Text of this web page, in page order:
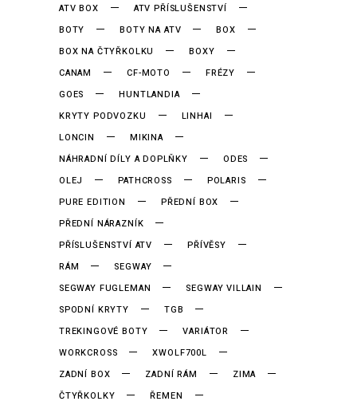
ATV BOX
ATV PŘÍSLUŠENSTVÍ
BOTY
BOTY NA ATV
BOX
BOX NA ČTYŘKOLKU
BOXY
CANAM
CF-MOTO
FRÉZY
GOES
HUNTLANDIA
KRYTY PODVOZKU
LINHAI
LONCIN
MIKINA
NÁHRADNÍ DÍLY A DOPLŇKY
ODES
OLEJ
PATHCROSS
POLARIS
PURE EDITION
PŘEDNÍ BOX
PŘEDNÍ NÁRAZNÍK
PŘÍSLUŠENSTVÍ ATV
PŘÍVĚSY
RÁM
SEGWAY
SEGWAY FUGLEMAN
SEGWAY VILLAIN
SPODNÍ KRYTY
TGB
TREKINGOVÉ BOTY
VARIÁTOR
WORKCROSS
XWOLF700L
ZADNÍ BOX
ZADNÍ RÁM
ZIMA
ČTYŘKOLKY
ŘEMEN